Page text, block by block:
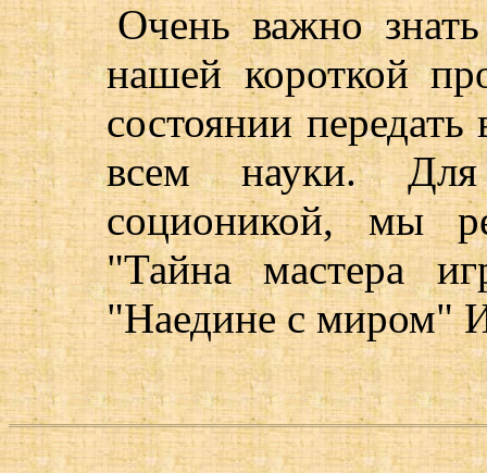
Очень важно
нашей короткой
состоянии
всем науки.
соционикой, мы
"Тайна мастера
"Наедине с миром"